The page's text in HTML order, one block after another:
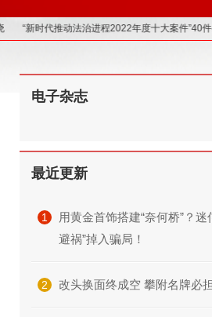
“新时代推动法治进程2022年度十大案件”40件参选
电子杂志
最近更新
1
用黄金首饰搭建“奈何桥”？迷
避祸”掉入骗局！
2 改头换面终成空 攀附名牌必